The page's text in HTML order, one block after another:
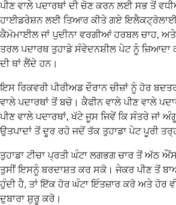
ਪੀਣ ਵਾਲੇ ਪਦਾਰਥਾਂ ਦੀ ਚੋਣ ਕਰਨ ਲਈ ਸਭ ਤੋਂ
ਹਾਈਡਰੇਸ਼ਨ ਲਈ ਤਿਆਰ ਕੀਤੇ ਗਏ
ਕੈਮੋਮਾਈਲ ਜਾਂ ਪੁਦੀਨਾ ਵਰਗੀਆਂ ਹਰਬਲ ਚਾਹ,
ਤਰਲ ਪਦਾਰਥ ਤੁਹਾਡੇ ਸੰਵੇਦਨਸ਼ੀਲ ਪੇਟ ਨੂੰ ਜ਼ਿਆਦਾ
ਦੀ ਥਾਂ ਲੈਂਦੇ ਹਨ।
ਇਸ ਰਿਕਵਰੀ ਪੀਰੀਅਡ ਦੌਰਾਨ ਚੀਜ਼ਾਂ ਨੂੰ ਹੋਰ
ਵਾਲੇ ਪਦਾਰਥਾਂ ਤੋਂ ਬਚੋ। ਕੈਫੀਨ ਵਾਲੇ ਪੀਣ ਵਾਲੇ
ਪੀਣ ਵਾਲੇ ਪਦਾਰਥਾਂ, ਖੱਟੇ ਜੂਸ ਜਿਵੇਂ ਕਿ ਸੰਤਰੇ ਜਾਂ
ਉਤਪਾਦਾਂ ਤੋਂ ਦੂਰ ਰਹੋ ਜਦੋਂ ਤੱਕ ਤੁਹਾਡਾ ਪੇਟ ਪੂਰੀ
ਤੁਹਾਡਾ ਟੀਚਾ ਪ੍ਰਤੀ ਘੰਟਾ ਲਗਭਗ ਚਾਰ ਤੋਂ ਅੱਠ
ਤੁਸੀਂ ਇਸਨੂੰ ਬਰਦਾਸ਼ਤ ਕਰ ਸਕੋ। ਜੇਕਰ ਪੀਣ ਤੋਂ
ਹੁੰਦੀ ਹੈ, ਤਾਂ ਇੱਕ ਹੋਰ ਘੰਟਾ ਇੰਤਜ਼ਾਰ ਕਰੋ ਅਤੇ ਹੋਰ
ਦੁਬਾਰਾ ਸ਼ੁਰੂ ਕਰੋ।